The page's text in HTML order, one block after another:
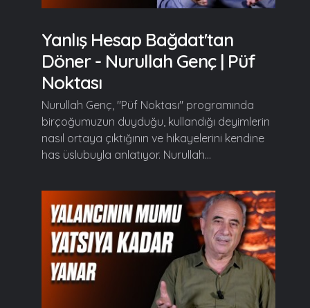
Yanlış Hesap Bağdat'tan
Döner - Nurullah Genç | Püf
Noktası
Nurullah Genç, "Püf Noktası" programında
birçoğumuzun duyduğu, kullandığı deyimlerin
nasıl ortaya çıktığının ve hikayelerini kendine
has üslubuyla anlatıyor. Nurullah...